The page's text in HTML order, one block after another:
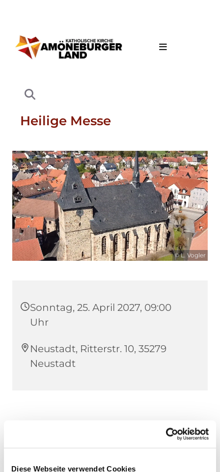
Diese Webseite verwendet Cookies
Heilige Messe
© L. Vogler
Sonntag, 25. April 2027, 09:00
Uhr
Neustadt, Ritterstr. 10, 35279
Neustadt